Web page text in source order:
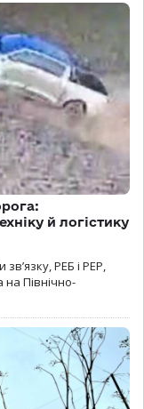
й логістику
РЕБ і РЕР,
на Північно-